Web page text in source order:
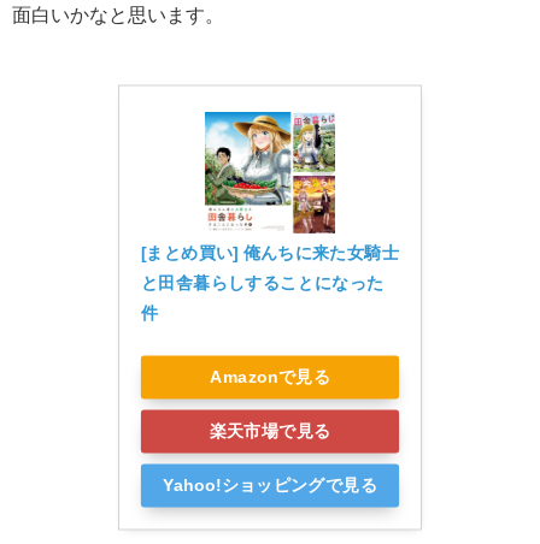
面白いかなと思います。
[まとめ買い] 俺んちに来た女騎士
と田舎暮らしすることになった
件
Amazonで見る
楽天市場で見る
Yahoo!ショッピングで見る